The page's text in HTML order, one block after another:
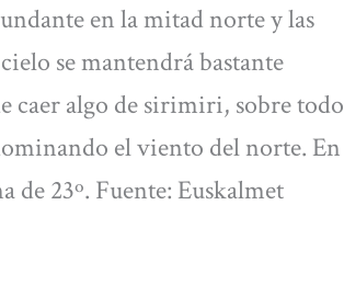
en la mitad norte y las
se mantendrá bastante
caer algo de sirimiri, sobre todo
el viento del norte. En
de 23º. Fuente: Euskalmet